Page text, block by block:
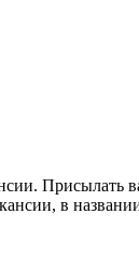
Присылать
в